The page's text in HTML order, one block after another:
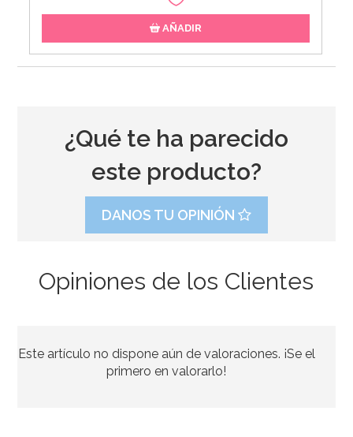
AÑADIR
8,95€
¿Qué te ha parecido
este producto?
DANOS TU OPINIÓN
Opiniones de los Clientes
Este artículo no dispone aún de valoraciones. ¡Se el
primero en valorarlo!